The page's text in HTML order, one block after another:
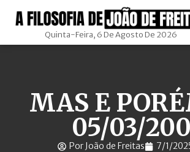
Quinta-Feira, 6 De Agosto De 2026
MAS E
05/03/
Por João de Freitas 7/1/